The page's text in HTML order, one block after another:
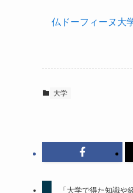
仏ドーフィーヌ大
大学
「大学で得た知識